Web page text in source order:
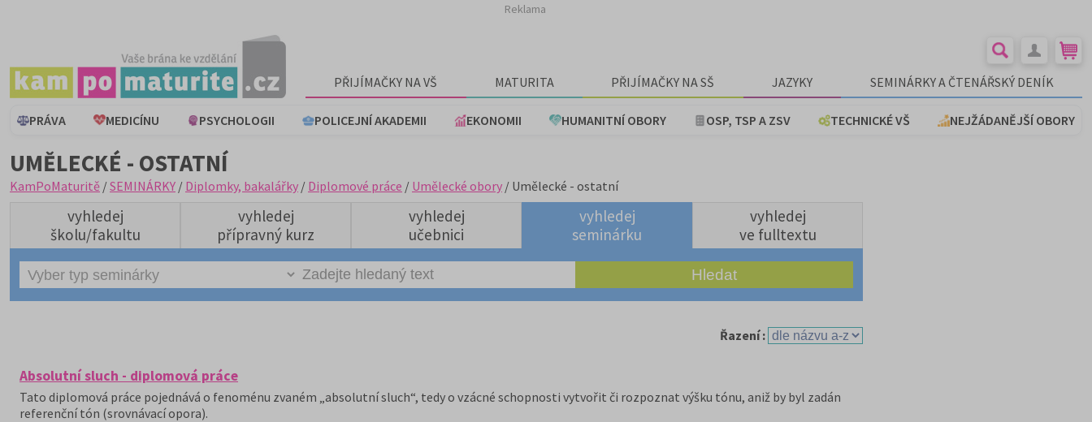
Reklama
PŘIJÍMAČKY NA VŠ MATURITA PŘIJÍMAČKY NA SŠ JAZYKY SEMINÁRKY A ČTENÁŘSKÝ DENÍK
PRÁVA MEDICÍNU PSYCHOLOGII POLICEJNÍ AKADEMII EKONOMII HUMANITNÍ OBORY OSP, TSP A ZSV TECHNICKÉ VŠ NEJŽÁDANĚJŠÍ OBORY
UMĚLECKÉ - OSTATNÍ
KamPoMaturitě /SEMINÁRKY / Diplomky, bakalářky / Diplomové práce / Umělecké obory / Umělecké - ostatní
vyhledej
školu/fakultu
vyhledej
přípravný kurz
vyhledej
učebnici
vyhledej
seminárku
vyhledej
ve fulltextu
Řazení :
Absolutní sluch - diplomová práce
Tato diplomová práce pojednává o fenoménu zvaném „absolutní sluch“, tedy o vzácné schopnosti vytvořit či rozpoznat výšku tónu, aniž by byl zadán
referenční tón (srovnávací opora).